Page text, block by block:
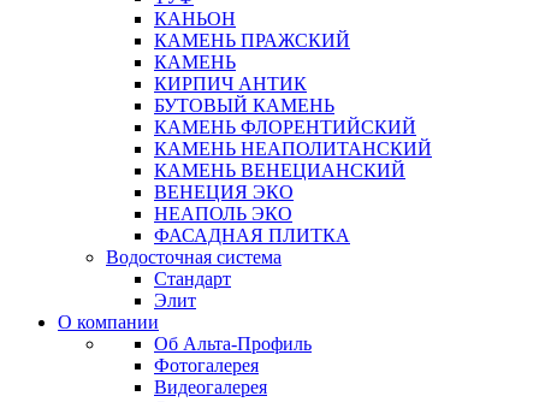
КАНЬОН
КАМЕНЬ ПРАЖСКИЙ
КАМЕНЬ
КИРПИЧ АНТИК
БУТОВЫЙ КАМЕНЬ
КАМЕНЬ ФЛОРЕНТИЙСКИЙ
КАМЕНЬ НЕАПОЛИТАНСКИЙ
КАМЕНЬ ВЕНЕЦИАНСКИЙ
ВЕНЕЦИЯ ЭКО
НЕАПОЛЬ ЭКО
ФАСАДНАЯ ПЛИТКА
Водосточная система
Стандарт
Элит
О компании
Об Альта-Профиль
Фотогалерея
Видеогалерея